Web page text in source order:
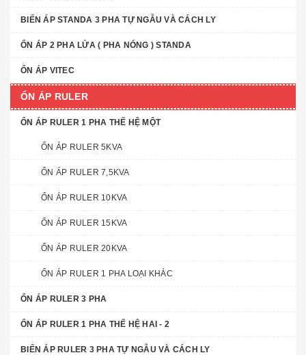
BIẾN ÁP STANDA 3 PHA TỰ NGẪU VÀ CÁCH LY
ỔN ÁP 2 PHA LỬA ( PHA NÓNG ) STANDA
ỔN ÁP VITEC
ỔN ÁP RULER
ỔN ÁP RULER 1 PHA THẾ HỆ MỘT
ỔN ÁP RULER 5KVA
ỔN ÁP RULER 7,5KVA
ỔN ÁP RULER 10KVA
ỔN ÁP RULER 15KVA
ỔN ÁP RULER 20KVA
ỔN ÁP RULER 1 PHA LOẠI KHÁC
ỔN ÁP RULER 3 PHA
ỔN ÁP RULER 1 PHA THẾ HỆ HAI - 2
BIẾN ÁP RULER 3 PHA TỰ NGẪU VÀ CÁCH LY